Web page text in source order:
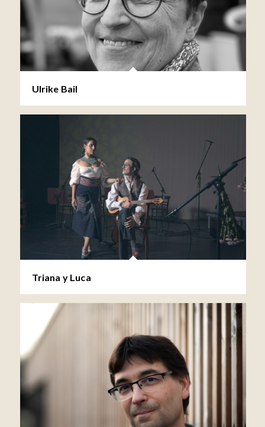
Ulrike Bail
Triana y Luca